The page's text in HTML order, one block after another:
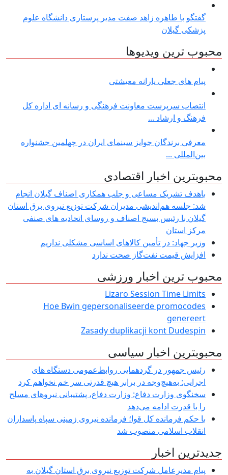
گفتگو با طاهره زاهد صفت مدیر پرستاری دانشگاه علوم
پزشکی گیلان
محبوب ترین ویدیوها
پیام های جعلی یارانه معیشتی
انتصاب سرپرست معاونت فرهنگی و رسانه ای اداره کل
فرهنگ و ارشاد ...
معرفی برندگان جوایز سینمای ایران در چهلمین جشنواره
بین‌المللی ...
محبوبترین اخبار اقتصادی
باهدف تشریک مساعی و جلب همکاری اصناف گیلان انجام
شد: جلسه هم‌اندیشی مدیران شركت توزیع نیروی برق استان
گیلان با رئیس بسیج اصناف و روسای اتحادیه های صنفی
مركز استان
وزیر جهاد: در تأمین کالاهای اساسی مشکلی نداریم
افزایش قیمت نفت‌گاز صحت ندارد
محبوب ترین اخبار ورزشی
Lizaro Session Time Limits
Hoe Bwin gepersonaliseerde promocodes
genereert
Zasady duplikacji kont Dudespin
محبوبترین اخبار سیاسی
رئیس جمهور در گردهمایی روابط‌عمومی دستگاه های
اجرایی: به‌هیچ‌وجه در برابر هیچ قدرتی سر خم نخواهم کرد
سخنگوی وزارت دفاع: وزارت دفاع، پشتیبانی نیرو‌های مسلح
را با قدرت ادامه می‌دهد
با حکم فرمانده کل قوا؛ فرمانده نیروی زمینی سپاه پاسداران
انقلاب اسلامی منصوب شد
جدیدترین اخبار
پیام مدیرعامل شركت توزیع نیروی برق استان گیلان به